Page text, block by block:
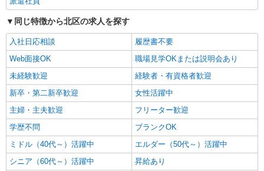
キープ
派遣社員
株式会社kotrio /●SW-H1-2098840
東十条駅＊サ高住＊シフト融通が利くため子育
て世代から大人気♪
時給2400円〜3000円 ＜日払い有/週払い有/交
通費全支給(ガソリン代含む)＞
東京都北区
キープ 詳細を見る
同じ特徴から北区の求人を探す
入社日応相談
履歴書不要
Web面接OK
職場見学OKまたは説明会あり
未経験歓迎
経験者・有資格者歓迎
新卒・第二新卒歓迎
女性活躍中
主婦・主夫歓迎
フリーター歓迎
学歴不問
ブランクOK
ミドル（40代～）活躍中
エルダー（50代～）活躍中
シニア（60代～）活躍中
昇給あり